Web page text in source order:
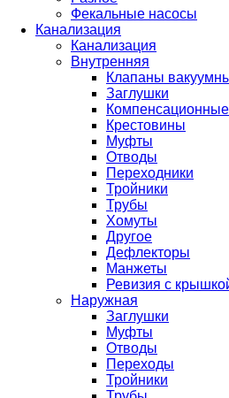
Фекальные насосы
Канализация
Канализация
Внутренняя
Клапаны
Заглушки
Компенсационные
Крестовины
Муфты
Отводы
Переходники
Тройники
Трубы
Хомуты
Другое
Дефлекторы
Манжеты
Ревизия с
Наружная
Заглушки
Муфты
Отводы
Переходы
Тройники